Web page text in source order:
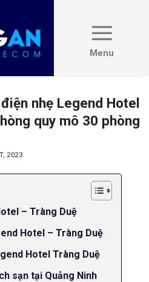
nhẹ Legend Hotel
quy mô 30 phòng
2023
– Tràng Duệ
Hotel – Tràng Duệ
Hotel Tràng Duệ
sạn tại Quảng Ninh